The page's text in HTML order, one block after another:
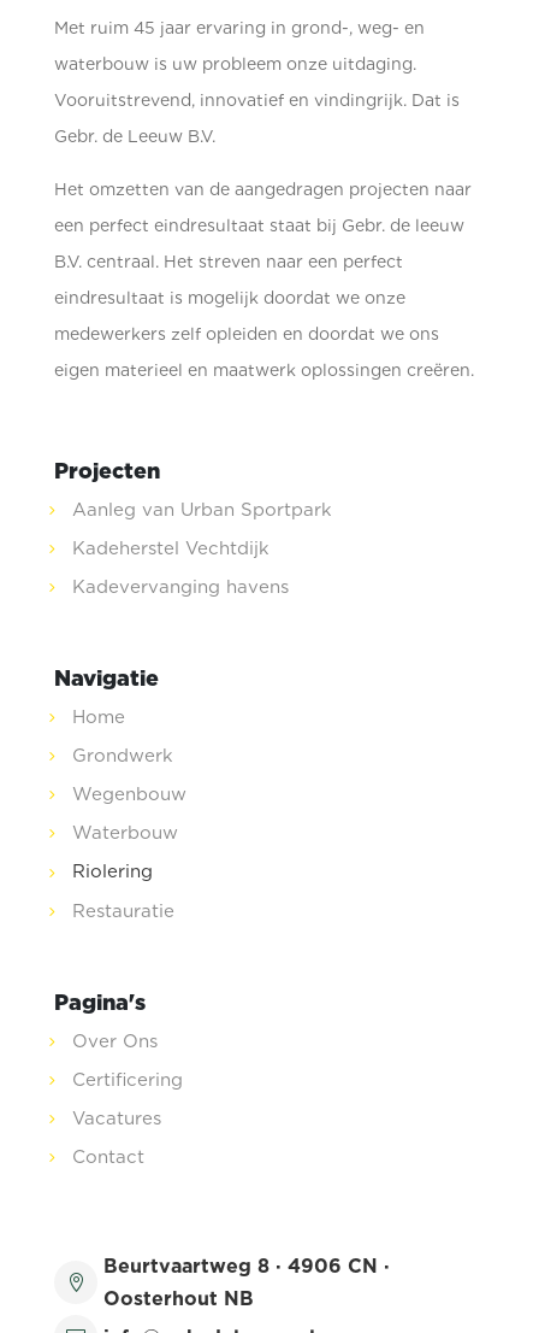
Met ruim 45 jaar ervaring in grond-, weg- en
waterbouw is uw probleem onze uitdaging.
Vooruitstrevend, innovatief en vindingrijk. Dat is
Gebr. de Leeuw B.V.
Het omzetten van de aangedragen projecten naar
een perfect eindresultaat staat bij Gebr. de leeuw
B.V. centraal. Het streven naar een perfect
eindresultaat is mogelijk doordat we onze
medewerkers zelf opleiden en doordat we ons
eigen materieel en maatwerk oplossingen creëren.
Projecten
Aanleg van Urban Sportpark
Kadeherstel Vechtdijk
Kadevervanging havens
Navigatie
Home
Grondwerk
Wegenbouw
Waterbouw
Riolering
Restauratie
Pagina's
Over Ons
Certificering
Vacatures
Contact

Beurtvaartweg 8 · 4906 CN ·
Oosterhout NB